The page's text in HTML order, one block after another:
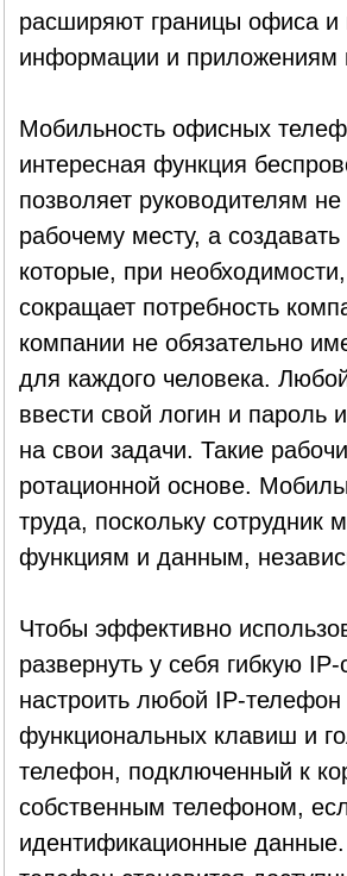
расширяют границы офиса и
информации и
Мобильность офисных
интересная функция
позволяет руководителям
рабочему месту, а
которые, при
сокращает потребность
компании не обязательно
для каждого человека.
ввести свой логин и пароль
на свои задачи. Такие
ротационной основе.
труда, поскольку сотрудник
функциям и данным,
Чтобы эффективно
развернуть у себя гибкую
настроить любой IP-
функциональных клавиш и
телефон, подключенный к
собственным телефоном,
идентификационные